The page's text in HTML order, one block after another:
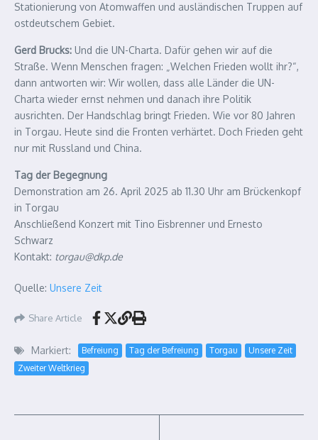
Stationierung von Atomwaffen und ausländischen Truppen auf
ostdeutschem Gebiet.
Gerd Brucks: Und die UN-Charta. Dafür gehen wir auf die
Straße. Wenn Menschen fragen: „Welchen Frieden wollt ihr?“,
dann antworten wir: Wir wollen, dass alle Länder die UN-
Charta wieder ernst nehmen und danach ihre Politik
ausrichten. Der Handschlag bringt Frieden. Wie vor 80 Jahren
in Torgau. Heute sind die Fronten verhärtet. Doch Frieden geht
nur mit Russland und China.
Tag der Begegnung
Demonstration am 26. April 2025 ab 11.30 Uhr am Brückenkopf
in Torgau
Anschließend Konzert mit Tino Eisbrenner und Ernesto
Schwarz
Kontakt: torgau@dkp.de
Quelle: Unsere Zeit
Share Article
Markiert: Befreiung Tag der Befreiung Torgau
Unsere Zeit
Zweiter Weltkrieg